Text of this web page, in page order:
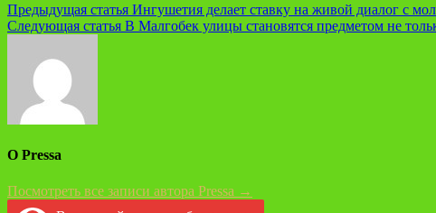
Навигация
по
записям
Предыдущая статья Ингушетия делает ставку на живой диалог с
Следующая статья В Малгобек улицы становятся предметом не
О Pressa
Посмотреть все записи автора Pressa →